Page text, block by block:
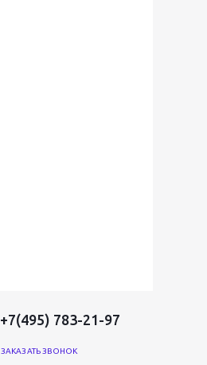
+7(495) 783-21-97
ЗАКАЗАТЬ ЗВОНОК